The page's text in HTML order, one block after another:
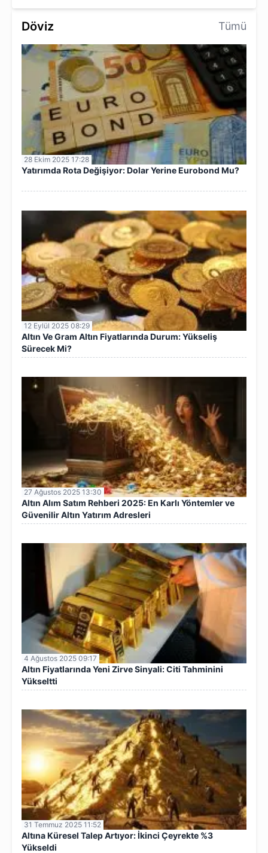
Döviz Tümü
28 Ekim 2025 17:28
Yatırımda Rota Değişiyor: Dolar Yerine Eurobond Mu?
12 Eylül 2025 08:29
Altın Ve Gram Altın Fiyatlarında Durum: Yükseliş
Sürecek Mi?
27 Ağustos 2025 13:30
Altın Alım Satım Rehberi 2025: En Karlı Yöntemler ve
Güvenilir Altın Yatırım Adresleri
4 Ağustos 2025 09:17
Altın Fiyatlarında Yeni Zirve Sinyali: Citi Tahminini
Yükseltti
31 Temmuz 2025 11:52
Altına Küresel Talep Artıyor: İkinci Çeyrekte %3
Yükseldi